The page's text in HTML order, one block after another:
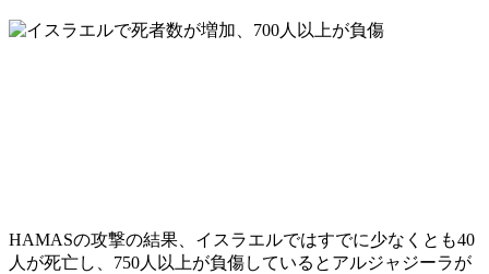
HAMASの攻撃の結果、イスラエルではすでに少なくとも40
人が死亡し、750人以上が負傷しているとアルジャジーラが